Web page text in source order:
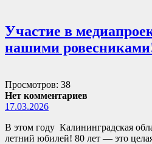
Участие в
нашими
Просмотров: 38
Нет комментариев
17.03.2026
В этом году Калининградская
летний юбилей! 80 лет — это